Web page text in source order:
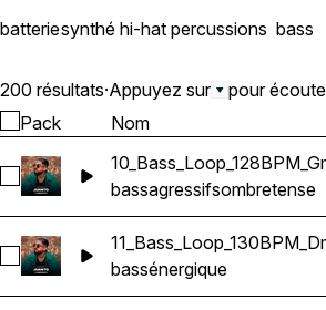
batteriesynthé hi-hat percussions bass
200 résultats·Appuyez sur
pour
Pack
Nom
Sélectionnez 10_Bass_Loop_128BPM_Gm
bassagressifsombretense
Sélectionnez 11_Bass_Loop_130BPM_Dm
bassénergique